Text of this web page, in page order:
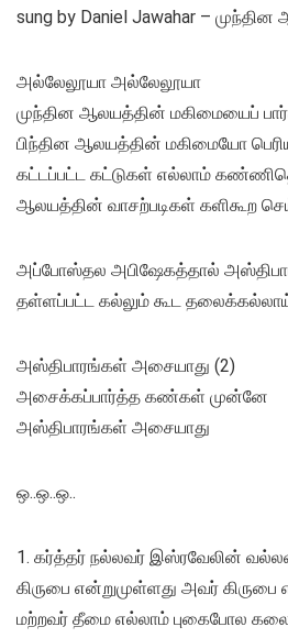
sung by Daniel Jawahar –
அல்லேலூயா அல்லேலூயா
முந்தின ஆலயத்தின் மகிமையைப்
பிந்தின ஆலயத்தின் மகிமையோ
கட்டப்பட்ட கட்டுகள் எல்லாம்
ஆலயத்தின் வாசற்படிகள் களிகூற
அப்போஸ்தல அபிஷேகத்தால்
தள்ளப்பட்ட கல்லும் கூட தலைக்கல்லாய்
அஸ்திபாரங்கள் அசையாது (2)
அசைக்கப்பார்த்த கண்கள் முன்னே
அஸ்திபாரங்கள் அசையாது
ஒ..ஒ..ஒ..
1. கர்த்தர் நல்லவர் இஸ்ரவேலின்
கிருபை என்றுமுள்ளது அவர் கிருபை
மற்றவர் தீமை எல்லாம் புகைபோல